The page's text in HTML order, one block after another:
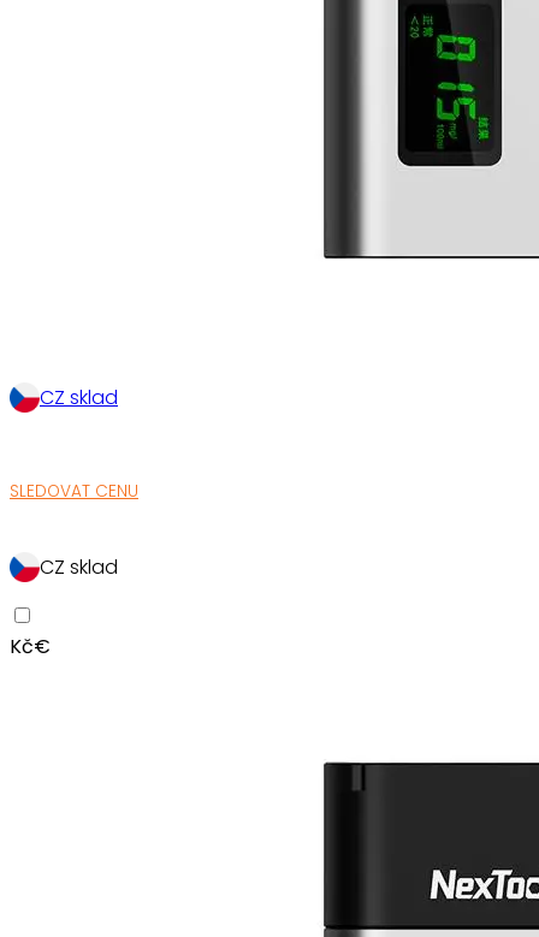
CZ sklad
SLEDOVAT CENU
CZ sklad
Kč€